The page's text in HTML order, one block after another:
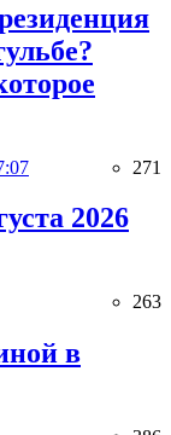
271
2026
263
в